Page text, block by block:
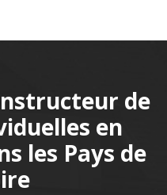
de
en
les Pays de